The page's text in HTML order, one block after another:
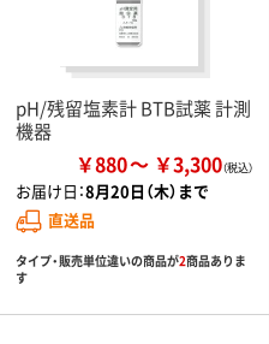
pH/残留塩素計 BTB試薬 計測
機器
￥880 ￥3,300
お届け日：8月20日（木）まで
直送品
タイプ・販売単位違いの商品が2商品ありま
す